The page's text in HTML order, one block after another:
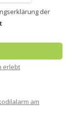
der
erlebt
am